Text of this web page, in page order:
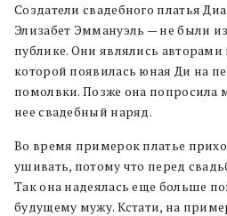
Создатели свадебного платья
Элизабет Эммануэль — не были
публике. Они являлись
которой появилась юная Ди на
помолвки. Позже она попросила
нее свадебный наряд.
Во время примерок платье
ушивать, потому что перед
Так она надеялась еще больше
будущему мужу. Кстати, на